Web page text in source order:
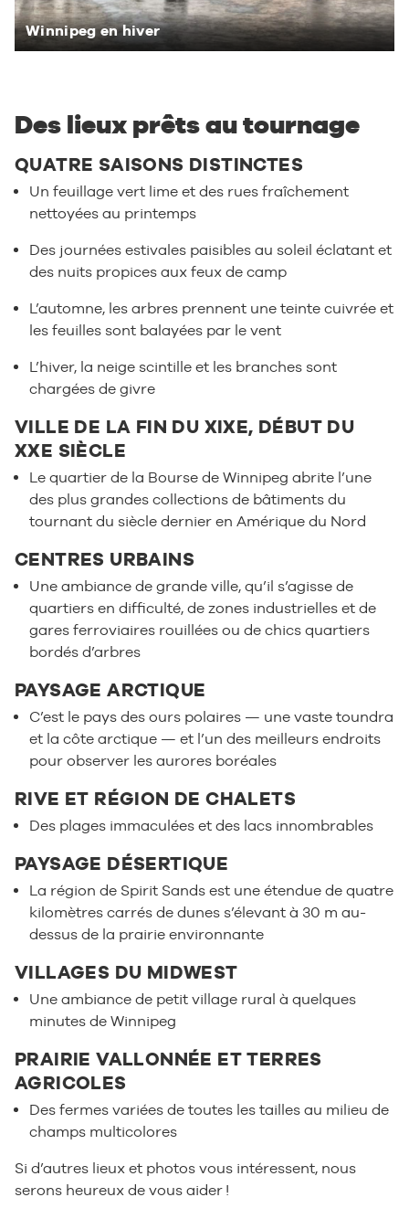
Winnipeg en hiver
Des lieux prêts au tournage
QUATRE SAISONS DISTINCTES
Un feuillage vert lime et des rues fraîchement
nettoyées au printemps
Des journées estivales paisibles au soleil éclatant et
des nuits propices aux feux de camp
L’automne, les arbres prennent une teinte cuivrée et
les feuilles sont balayées par le vent
L’hiver, la neige scintille et les branches sont
chargées de givre
VILLE DE LA FIN DU XIXE, DÉBUT DU
XXE SIÈCLE
Le quartier de la Bourse de Winnipeg abrite l’une
des plus grandes collections de bâtiments du
tournant du siècle dernier en Amérique du Nord
CENTRES URBAINS
Une ambiance de grande ville, qu’il s’agisse de
quartiers en difficulté, de zones industrielles et de
gares ferroviaires rouillées ou de chics quartiers
bordés d’arbres
PAYSAGE ARCTIQUE
C’est le pays des ours polaires — une vaste toundra
et la côte arctique — et l’un des meilleurs endroits
pour observer les aurores boréales
RIVE ET RÉGION DE CHALETS
Des plages immaculées et des lacs innombrables
PAYSAGE DÉSERTIQUE
La région de Spirit Sands est une étendue de quatre
kilomètres carrés de dunes s’élevant à 30 m au-
dessus de la prairie environnante
VILLAGES DU MIDWEST
Une ambiance de petit village rural à quelques
minutes de Winnipeg
PRAIRIE VALLONNÉE ET TERRES
AGRICOLES
Des fermes variées de toutes les tailles au milieu de
champs multicolores
Si d’autres lieux et photos vous intéressent, nous
serons heureux de vous aider !